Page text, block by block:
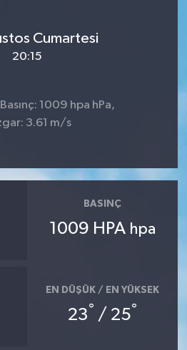
Cumartesi
20:15
1009 hpa hPa,
3.61 m/s
BASINÇ
1009 HPA hpa
EN DÜŞÜK / EN YÜKSEK
23° / 25°